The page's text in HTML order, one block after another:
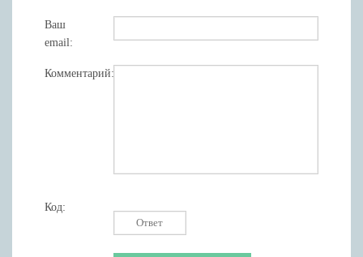
Ваш
email:
Комментарий:
Код: